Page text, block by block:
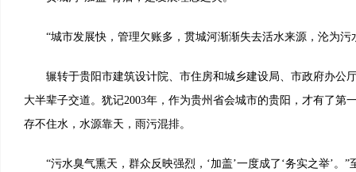
“城市发展快，管理欠账多，贯城河渐渐失去活水来源，沦为污
辗转于贵阳市建筑设计院、市住房和城乡建设局、市政府办公
大半辈子交道。犹记2003年，作为贵州省会城市的贵阳，才有了第
存不住水，水源靠天，雨污混排。
“污水臭气熏天，群众反映强烈，‘加盖’一度成了‘务实之举’。”